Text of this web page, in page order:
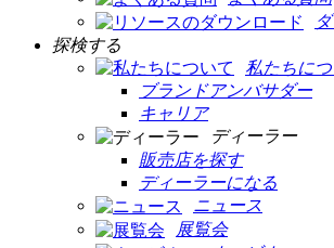
探検する
私たちに
ブランドアンバサダー
キャリア
ディーラー
販売店を探す
ディーラーになる
ニュース
展覧会